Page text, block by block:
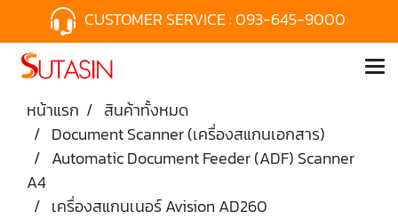
CUSTOMER SERVICE :093-645-9000
หน้าแรก
สินค้าทั้งหมด
Document Scanner (เครื่องสแกนเอกสาร)
Automatic Document Feeder (ADF) Scanner
A4
เครื่องสแกนเนอร์ Avision AD260